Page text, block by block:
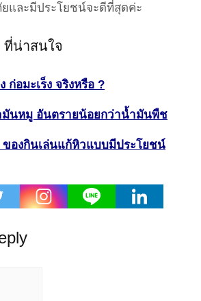
และมีประโยชน์จะดีที่สุดค่ะ
น่าสนใจ
ก่อมะเร็ง จริงหรือ ?
มันหมู อันตรายน้อยกว่าน้ำมันพืช
ของกินเล่นแก้หิวแบบมีประโยชน์